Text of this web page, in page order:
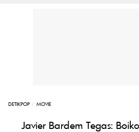
DETIKPOP MOVIE
Javier Bardem Tegas: